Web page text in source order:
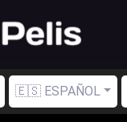
🇪🇸 ESPAÑOL